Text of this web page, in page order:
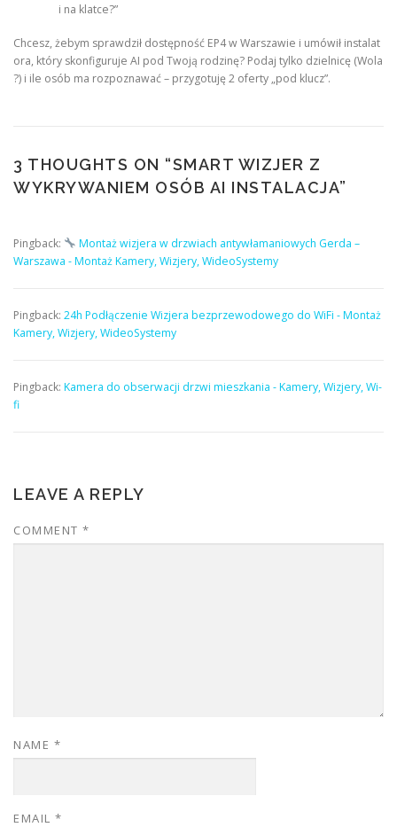
i na klatce?”
Chcesz, żebym sprawdził dostępność EP4 w Warszawie i umówił instalat
ora, który skonfiguruje AI pod Twoją rodzinę? Podaj tylko dzielnicę (Wola
?) i ile osób ma rozpoznawać – przygotuję 2 oferty „pod klucz”.
3 THOUGHTS ON “SMART WIZJER Z
WYKRYWANIEM OSÓB AI INSTALACJA”
Pingback:
Montaż wizjera w drzwiach antywłamaniowych Gerda –
Warszawa - Montaż Kamery, Wizjery, WideoSystemy
Pingback: 24h Podłączenie Wizjera bezprzewodowego do WiFi - Montaż
Kamery, Wizjery, WideoSystemy
Pingback: Kamera do obserwacji drzwi mieszkania - Kamery, Wizjery, Wi-
fi
LEAVE A REPLY
COMMENT *
NAME *
EMAIL *